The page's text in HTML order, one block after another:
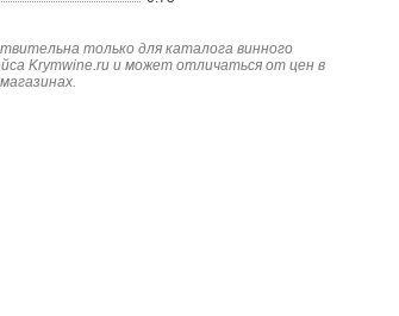
только для каталога винного
Krymwine.ru и может отличаться от цен в